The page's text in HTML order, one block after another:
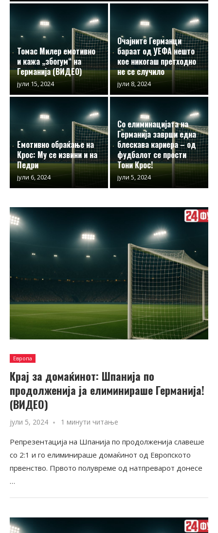
Томас Милер емотивно
и кажа „збогум“ на
Германија (ВИДЕО)
јули 15, 2024
Очајните Германци
бараат од УЕФА нешто
кое никогаш претходно
не се случило
јули 8, 2024
Емотивно обраќање на
Крос: Му се извини и на
Педри
јули 6, 2024
Со елиминацијата на
Германија заврши една
блескава кариера – од
фудбалот се прости
Тони Крос!
јули 5, 2024
Европа
Крај за домаќинот: Шпанија по
продолженија ја елиминираше Германија!
(ВИДЕО)
јули 5, 2024 1 минути читање
Репрезентација на Шпанија по продолженија славеше
со 2:1 и го елиминираше домаќинот од Европското
првенство. Првото полувреме од натпреварот донесе
…